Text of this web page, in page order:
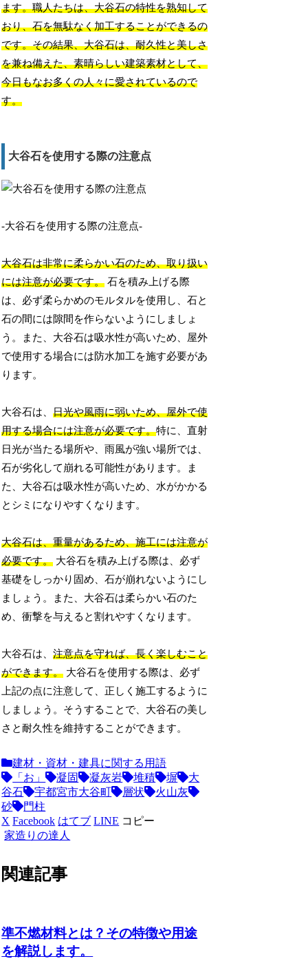
ます。職人たちは、大谷石の特性を熟知して
おり、石を無駄なく加工することができるの
です。その結果、大谷石は、耐久性と美しさ
を兼ね備えた、素晴らしい建築素材として、
今日もなお多くの人々に愛されているので
す。
大谷石を使用する際の注意点
-大谷石を使用する際の注意点-
大谷石は非常に柔らかい石のため、取り扱い
には注意が必要です。 石を積み上げる際
は、必ず柔らかめのモルタルを使用し、石と
石の間には隙間を作らないようにしましょ
う。また、大谷石は吸水性が高いため、屋外
で使用する場合には防水加工を施す必要があ
ります。
大谷石は、日光や風雨に弱いため、屋外で使
用する場合には注意が必要です。特に、直射
日光が当たる場所や、雨風が強い場所では、
石が劣化して崩れる可能性があります。ま
た、大谷石は吸水性が高いため、水がかかる
とシミになりやすくなります。
大谷石は、重量があるため、施工には注意が
必要です。 大谷石を積み上げる際は、必ず
基礎をしっかり固め、石が崩れないようにし
ましょう。また、大谷石は柔らかい石のた
め、衝撃を与えると割れやすくなります。
大谷石は、注意点を守れば、長く楽しむこと
ができます。 大谷石を使用する際は、必ず
上記の点に注意して、正しく施工するように
しましょう。そうすることで、大谷石の美し
さと耐久性を維持することができます。
建材・資材・建具に関する用語
「お」
凝固 凝灰岩 堆積 塀
大
谷石
宇都宮市大谷町 層状
火山灰
砂
門柱
X Facebook はてブ LINE コピー
家造りの達人
関連記事
準不燃材料とは？その特徴や用途
を解説します。